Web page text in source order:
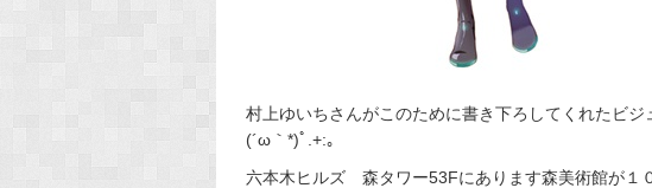
村上ゆいちさんがこのために書き下ろしてくれたビ
(´ω｀*)ﾟ.+:｡
六本木ヒルズ 森タワー53Fにあります森美術館が１